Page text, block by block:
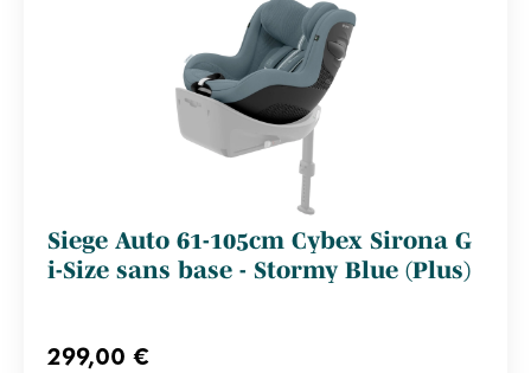
Siege Auto 61-105cm Cybex Sirona G
i-Size sans base - Stormy Blue (Plus)
299,00 €